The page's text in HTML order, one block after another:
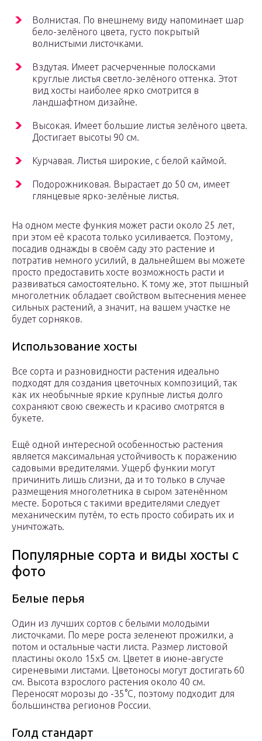
Волнистая. По внешнему виду напоминает шар
бело-зелёного цвета, густо покрытый
волнистыми листочками.
Вздутая. Имеет расчерченные полосками
круглые листья светло-зелёного оттенка. Этот
вид хосты наиболее ярко смотрится в
ландшафтном дизайне.
Высокая. Имеет большие листья зелёного цвета.
Достигает высоты 90 см.
Курчавая. Листья широкие, с белой каймой.
Подорожниковая. Вырастает до 50 см, имеет
глянцевые ярко-зелёные листья.
На одном месте функия может расти около 25 лет,
при этом её красота только усиливается. Поэтому,
посадив однажды в своём саду это растение и
потратив немного усилий, в дальнейшем вы можете
просто предоставить хосте возможность расти и
развиваться самостоятельно. К тому же, этот пышный
многолетник обладает свойством вытеснения менее
сильных растений, а значит, на вашем участке не
будет сорняков.
Использование хосты
Все сорта и разновидности растения идеально
подходят для создания цветочных композиций, так
как их необычные яркие крупные листья долго
сохраняют свою свежесть и красиво смотрятся в
букете.
Ещё одной интересной особенностью растения
является максимальная устойчивость к поражению
садовыми вредителями. Ущерб функии могут
причинить лишь слизни, да и то только в случае
размещения многолетника в сыром затенённом
месте. Бороться с такими вредителями следует
механическим путём, то есть просто собирать их и
уничтожать.
Популярные сорта и виды хосты с
фото
Белые перья
Один из лучших сортов с белыми молодыми
листочками. По мере роста зеленеют прожилки, а
потом и остальные части листа. Размер листовой
пластины около 15х5 см. Цветет в июне-августе
сиреневыми листами. Цветоносы могут достигать 60
см. Высота взрослого растения около 40 см.
Переносят морозы до -35°С, поэтому подходит для
большинства регионов России.
Голд стандарт